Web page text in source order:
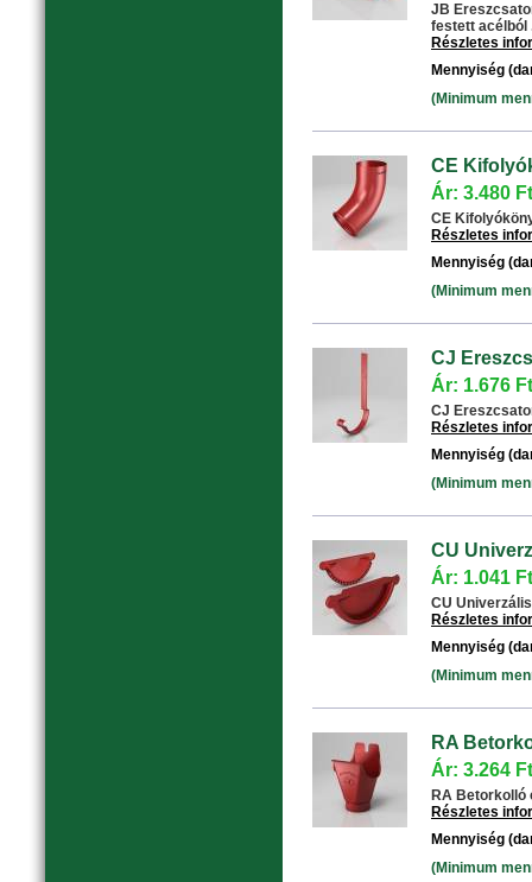
JB
festett acélból
Részletes
Mennyiség
(Minimum
CE
Ár: 3.480
CE
Részletes
Mennyiség
(Minimum
CJ
Ár: 1.676
CJ
Részletes
Mennyiség
(Minimum
CU
Ár: 1.041
CU
Részletes
Mennyiség
(Minimum
RA
Ár: 3.264
RA Betorkolló
Részletes
Mennyiség
(Minimum